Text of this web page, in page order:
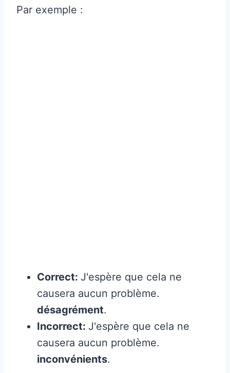
Par exemple :
Correct: J'espère que cela ne
causera aucun problème.
désagrément.
Incorrect: J'espère que cela ne
causera aucun problème.
inconvénients.